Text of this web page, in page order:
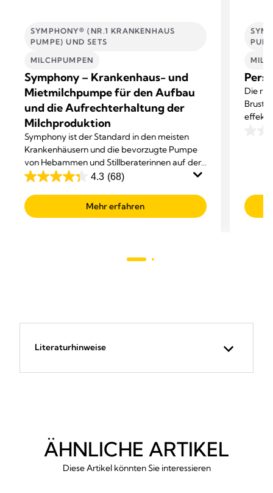
SYMPHONY® (NR.1 KRANKENHAUS
PUMPE) UND SETS
MILCHPUMPEN
Symphony – Krankenhaus- und
Mietmilchpumpe für den Aufbau
und die Aufrechterhaltung der
Milchproduktion
Symphony ist der Standard in den meisten
Krankenhäusern und die bevorzugte Pumpe
von Hebammen und Stillberaterinnen auf der
ganzen Welt.
4.3 (68)
4.3
von
5
Mehr erfahren
Die
Literaturhinweise
ÄHNLICHE ARTIKEL
Diese Artikel könnten Sie interessieren